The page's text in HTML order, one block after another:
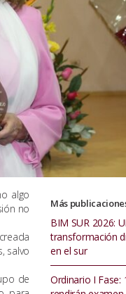
algo
no
salvo
de
Más
BIM SUR 2026:
transformación
en el sur
Ordinario I Fase: